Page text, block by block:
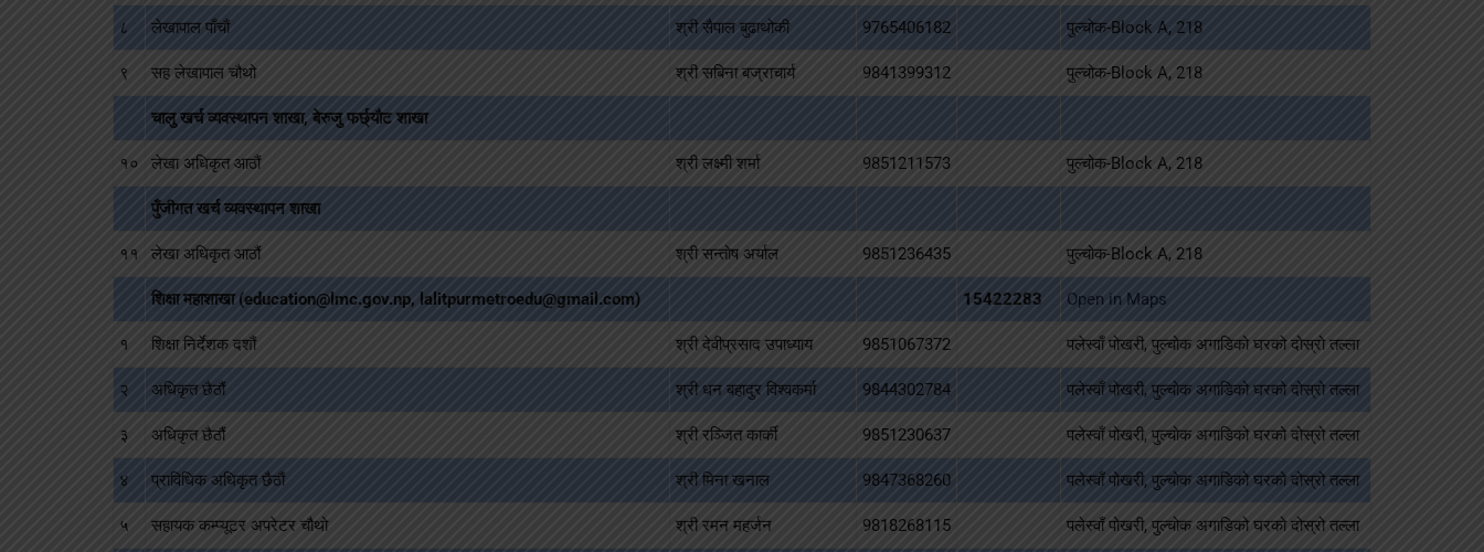
८ लेखापाल पाँचौं श्री सैपाल बुढाथोकी 9765406182 पुल्चोक-Block A, 218
९ सह लेखापाल चौथो श्री सबिना बज्राचार्य 9841399312 पुल्चोक-Block A, 218
चालु खर्च व्यवस्थापन शाखा, बेरुजु फर्छ्यौट शाखा
१० लेखा अधिकृत आठौं श्री लक्ष्मी शर्मा 9851211573 पुल्चोक-Block A, 218
पुँजीगत खर्च व्यवस्थापन शाखा
११ लेखा अधिकृत आठौं श्री सन्तोष अर्याल 9851236435 पुल्चोक-Block A, 218
शिक्षा महाशाखा (education@lmc.gov.np, lalitpurmetroedu@gmail.com) 15422283 Open in Maps
१ शिक्षा निर्देशक दशौं श्री देवीप्रसाद उपाध्याय 9851067372 पलेस्वाँ पोखरी, पुल्चोक अगाडिको घरको दोस्रो तल्ला
२ अधिकृत छैठौं श्री धन बहादुर विश्वकर्मा 9844302784 पलेस्वाँ पोखरी, पुल्चोक अगाडिको घरको दोस्रो तल्ला
३ अधिकृत छैठौं श्री रञ्‍जित कार्की 9851230637 पलेस्वाँ पोखरी, पुल्चोक अगाडिको घरको दोस्रो तल्ला
४ प्राविधिक अधिकृत छैठौं श्री मिना खनाल 9847368260 पलेस्वाँ पोखरी, पुल्चोक अगाडिको घरको दोस्रो तल्ला
५ सहायक कम्प्यूटर अपरेटर चौथो श्री रमन महर्जन 9818268115 पलेस्वाँ पोखरी, पुल्चोक अगाडिको घरको दोस्रो तल्ला